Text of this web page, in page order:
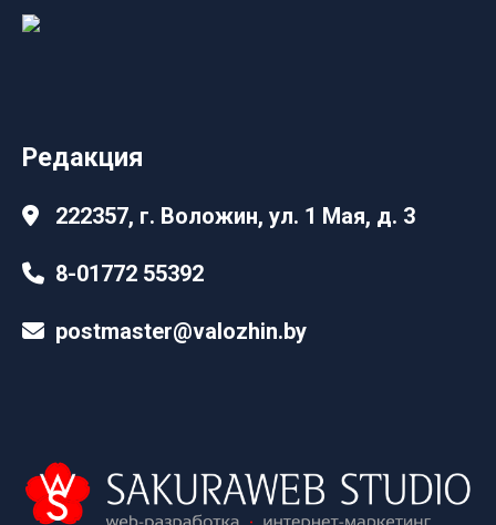
Редакция
222357, г. Воложин, ул. 1 Мая, д. 3
8-01772 55392
postmaster@valozhin.by